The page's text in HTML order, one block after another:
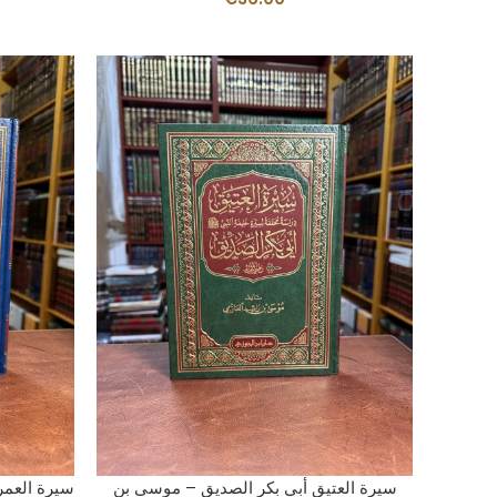
سيرة
AÑADIR AL CARRITO
سيرة العتيق أبي بكر الصديق – موسى بن